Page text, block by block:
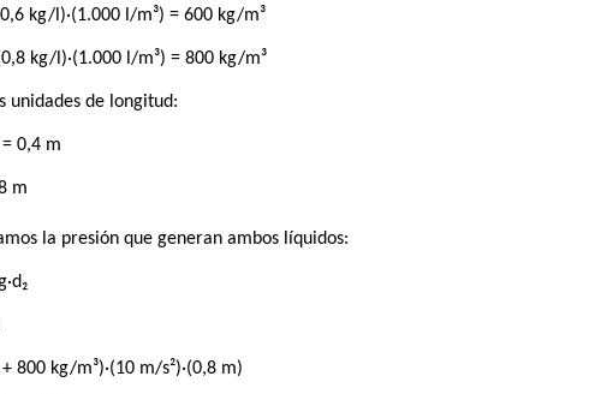
kg/l)·(1.000 l/m³) = 600 kg/m³
kg/l)·(1.000 l/m³) = 800 kg/m³
unidades de longitud:
= 0,4 m
m
la presión que generan ambos líquidos:
800 kg/m³)·(10 m/s²)·(0,8 m)